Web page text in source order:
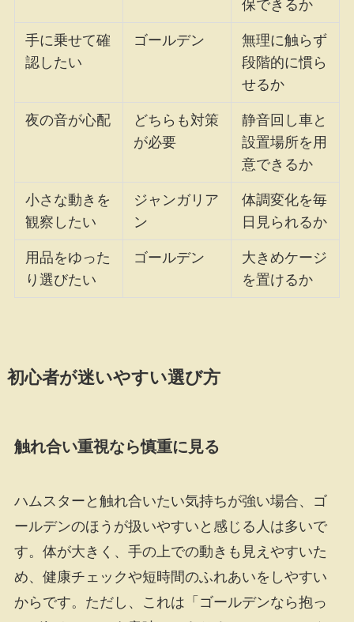
保できるか
手に乗せて確
認したい
ゴールデン
無理に触らず
段階的に慣ら
せるか
夜の音が心配
どちらも対策
が必要
静音回し車と
設置場所を用
意できるか
小さな動きを
観察したい
ジャンガリア
ン
体調変化を毎
日見られるか
用品をゆった
り選びたい
ゴールデン
大きめケージ
を置けるか
初心者が迷いやすい選び方
触れ合い重視なら慎重に見る
ハムスターと触れ合いたい気持ちが強い場合、ゴ
ールデンのほうが扱いやすいと感じる人は多いで
す。体が大きく、手の上での動きも見えやすいた
め、健康チェックや短時間のふれあいをしやすい
からです。ただし、これは「ゴールデンなら抱っ